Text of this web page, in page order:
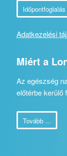
Időpontfoglalás
Adatkezelési
Miért a
Az egészség
előtérbe kerülő
Tovább ...